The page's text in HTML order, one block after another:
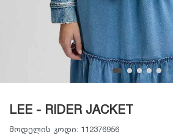
LEE - RIDER JACKET
მოდელის კოდი: 112376956